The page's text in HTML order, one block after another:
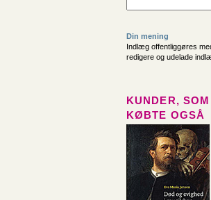
Din mening
Indlæg offentliggøres
redigere og udelade
KUNDER,
KØBTE OGSÅ